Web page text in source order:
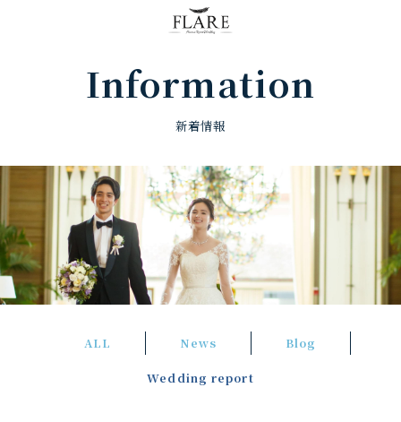
Information
新着情報
ALL News Blog
Wedding report